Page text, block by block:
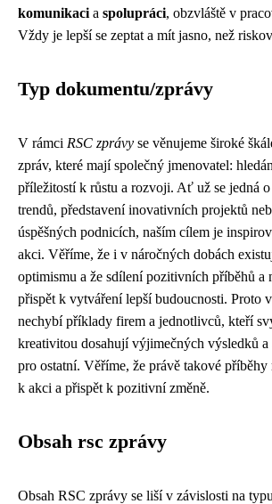
komunikaci a spolupráci, obzvláště v
Vždy je lepší se zeptat a mít jasno, než
Typ dokumentu/zprávy
V rámci RSC zprávy se věnujeme široké
zpráv, které mají společný jmenovatel:
příležitostí k růstu a rozvoji. Ať už se jedná
trendů, představení inovativních projektů
úspěšných podnicích, naším cílem je
akci. Věříme, že i v náročných dobách
optimismu a že sdílení pozitivních příběhů a
přispět k vytváření lepší budoucnosti. Proto
nechybí příklady firem a jednotlivců, kteří
kreativitou dosahují výjimečných výsledků a
pro ostatní. Věříme, že právě takové
k akci a přispět k pozitivní změně.
Obsah rsc zprávy
Obsah RSC zprávy se liší v závislosti na